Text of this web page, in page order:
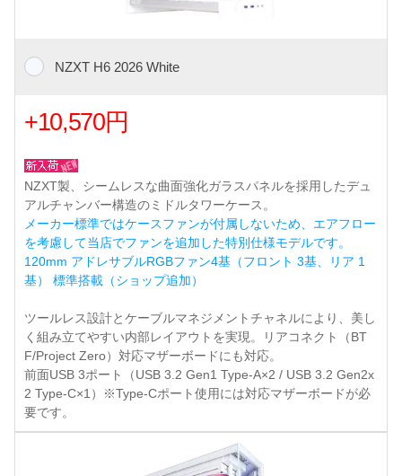
NZXT H6 2026 White
+10,570円
NZXT製、シームレスな曲面強化ガラスパネルを採用したデュ
アルチャンバー構造のミドルタワーケース。
メーカー標準ではケースファンが付属しないため、エアフロー
を考慮して当店でファンを追加した特別仕様モデルです。
120mm アドレサブルRGBファン4基（フロント 3基、リア 1
基） 標準搭載（ショップ追加）
ツールレス設計とケーブルマネジメントチャネルにより、美し
く組み立てやすい内部レイアウトを実現。リアコネクト（BT
F/Project Zero）対応マザーボードにも対応。
前面USB 3ポート（USB 3.2 Gen1 Type-A×2 / USB 3.2 Gen2x
2 Type-C×1）※Type-Cポート使用には対応マザーボードが必
要です。